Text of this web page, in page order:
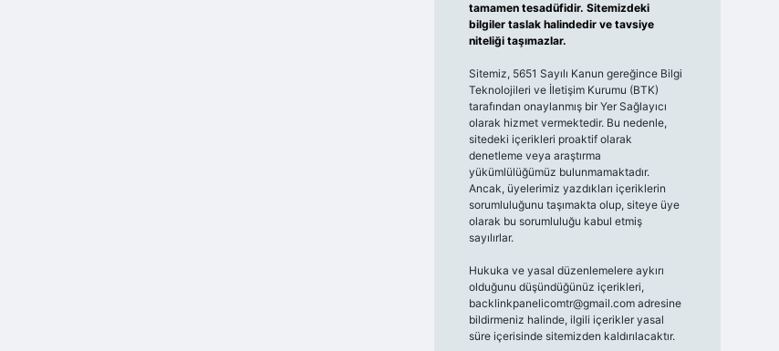
tamamen tesadüfidir. Sitemizdeki
bilgiler taslak halindedir ve tavsiye
niteliği taşımazlar.
Sitemiz, 5651 Sayılı Kanun gereğince Bilgi
Teknolojileri ve İletişim Kurumu (BTK)
tarafından onaylanmış bir Yer Sağlayıcı
olarak hizmet vermektedir. Bu nedenle,
sitedeki içerikleri proaktif olarak
denetleme veya araştırma
yükümlülüğümüz bulunmamaktadır.
Ancak, üyelerimiz yazdıkları içeriklerin
sorumluluğunu taşımakta olup, siteye üye
olarak bu sorumluluğu kabul etmiş
sayılırlar.
Hukuka ve yasal düzenlemelere aykırı
olduğunu düşündüğünüz içerikleri,
backlinkpanelicomtr@gmail.comadresine
bildirmeniz halinde, ilgili içerikler yasal
süre içerisinde sitemizden kaldırılacaktır.